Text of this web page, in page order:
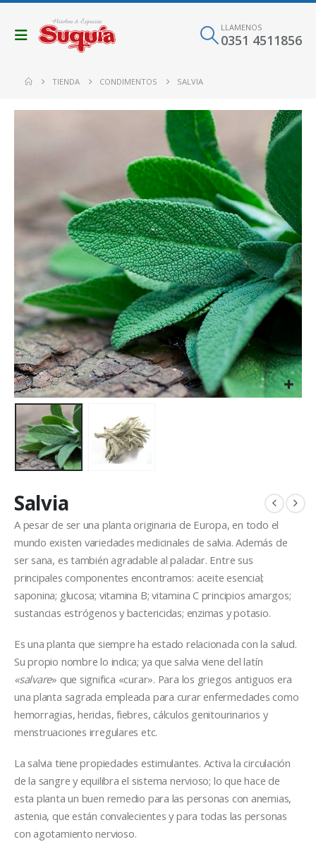
LLAMENOS
0351 4511856
TIENDA CONDIMENTOS SALVIA
Salvia
A pesar de ser una planta originaria de Europa, en todo el
mundo existen variedades medicinales de salvia. Además de
ser sana, es también agradable al paladar. Entre sus
principales componentes encontramos: aceite esencial;
saponina; glucosa; vitamina B; vitamina C principios amargos;
sustancias estrógenos y bactericidas; enzimas y potasio.
Es una planta que siempre ha estado relacionada con la salud.
Su propio nombre lo indica; ya que salvia viene del latín
«salvare» que significa «curar». Para los griegos antiguos era
una planta sagrada empleada para curar enfermedades como
hemorragias, heridas, fiebres, cálculos genitourinarios y
menstruaciones irregulares etc.
La salvia tiene propiedades estimulantes. Activa la circulación
de la sangre y equilibra el sistema nervioso; lo que hace de
esta planta un buen remedio para las personas con anemias,
astenia, que están convalecientes y para todas las personas
con agotamiento nervioso.